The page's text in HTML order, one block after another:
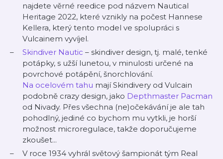
najdete věrné reedice pod názvem Nautical
Heritage 2022, které vznikly na počest Hannese
Kellera, který tento model ve spolupráci s
Vulcainem vyvíjel.
Skindiver Nautic – skindiver design, tj. malé, tenké
potápky, s užší lunetou, v minulosti určené na
povrchové potápění, šnorchlování.
Na ocelovém tahu mají Skindivery od Vulcain
podobně crazy design, jako Depthmaster Pacman
od Nivady. Přes všechna (ne)očekávání je ale tah
pohodlný, jediné co bychom mu vytkli, je horší
možnost microregulace, takže doporučujeme
zkoušet...
V roce 1934 vyhrál světový šampionát tým Real